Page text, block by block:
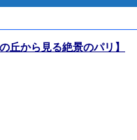
から見る絶景のパリ】